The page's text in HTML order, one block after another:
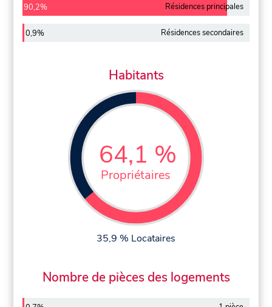
90,2% Résidences principales
0,9% Résidences secondaires
Habitants
64,1 %
Propriétaires
35,9 % Locataires
Nombre de pièces des logements